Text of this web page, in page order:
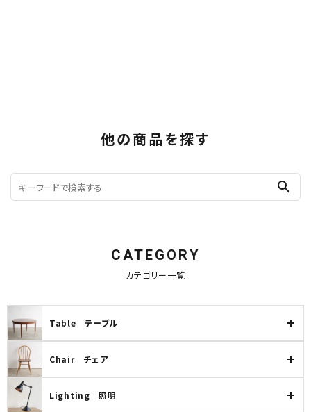
他の商品を探す
search
CATEGORY
カテゴリー一覧
Table テーブル
Chair チェア
Lighting 照明